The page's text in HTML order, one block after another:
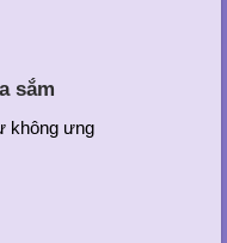
sắm
không ưng